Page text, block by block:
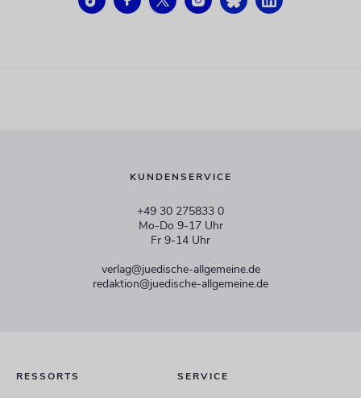
KUNDENSERVICE
+49 30 275833 0
Mo-Do 9-17 Uhr
Fr 9-14 Uhr
verlag@juedische-allgemeine.de
redaktion@juedische-allgemeine.de
RESSORTS SERVICE